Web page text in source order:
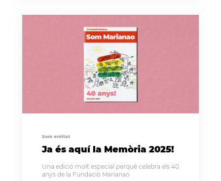
Som entitat
Ja és aquí la Memòria 2025!
Una edició molt especial perquè celebra els 40
anys de la Fundació Marianao